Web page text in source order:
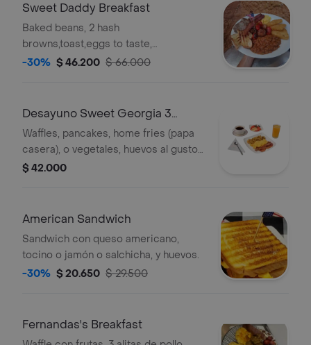
Sweet Daddy Breakfast
Baked beans, 2 hash
browns,toast,eggs to taste,
sausages,bacon,mushrooms,tomatoes,
-30% $ 46.200 $ 66.000
Desayuno Sweet Georgia 3
Selections
Waffles, pancakes, home fries (papa
casera), o vegetales, huevos al gusto
o tocineta ó sausages, chorizo u
tus huevos en revueltos, fritos, over
pancakes con chips de chocolate y
arándanos o banano.
$ 42.000
American Sandwich
Sandwich con queso americano,
tocino o jamón o salchicha, y huevos.
-30% $ 20.650 $ 29.500
Fernandas's Breakfast